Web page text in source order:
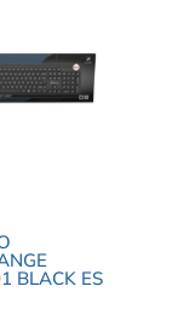
BLACK ES